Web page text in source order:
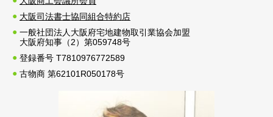
大阪司法書士協同組合特約店
一般社団法人大阪府宅地建物取引業協会加盟
大阪府知事（2）第059748号
登録番号 T7810976772589
古物商 第62101R050178号